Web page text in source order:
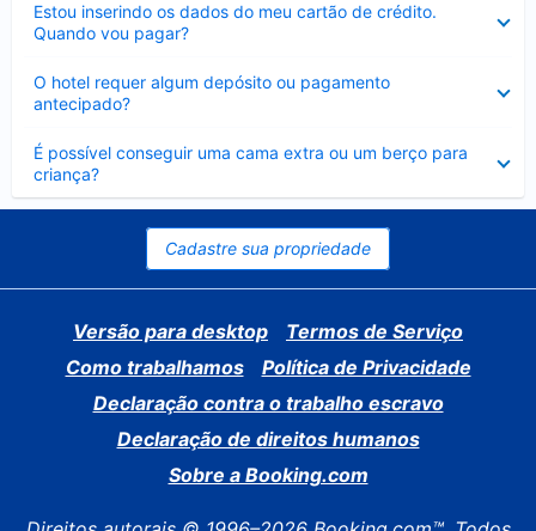
Estou inserindo os dados do meu cartão de crédito.
Quando vou pagar?
O hotel requer algum depósito ou pagamento
antecipado?
É possível conseguir uma cama extra ou um berço para
criança?
Contraído
Cadastre sua propriedade
Versão para desktop
Termos de Serviço
Como trabalhamos
Política de Privacidade
Declaração contra o trabalho escravo
Declaração de direitos humanos
Sobre a Booking.com